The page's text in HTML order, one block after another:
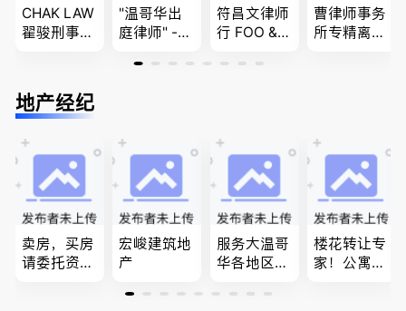
CHAK LAW
翟骏刑事交
民事诉讼/
房产过户
"温哥华出
庭律师" -
务所 - 劳动
纠纷，审判
符昌文律师
行 FOO & C
家庭法, 离
曹律师事务
所专精离
买卖
地产经纪
卖房，买房
请委托资深
宏峻建筑地
产
服务大温哥
华各地区的
地产专业持
楼花转让专
家！公寓销